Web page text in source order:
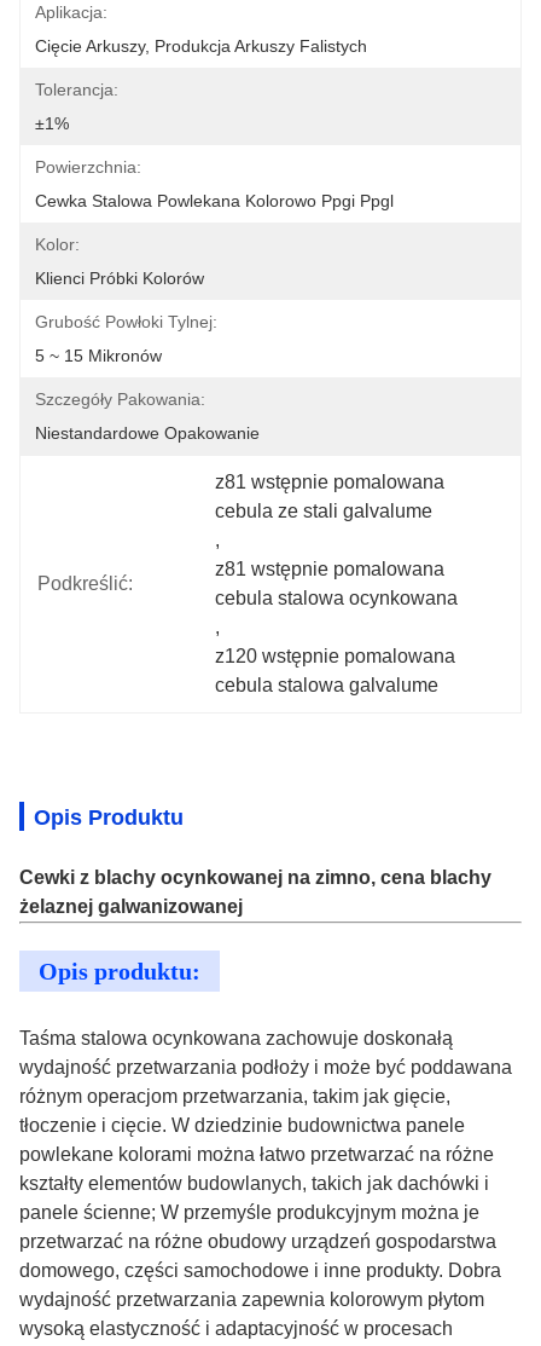
Aplikacja:
Cięcie Arkuszy, Produkcja Arkuszy Falistych
Tolerancja:
±1%
Powierzchnia:
Cewka Stalowa Powlekana Kolorowo Ppgi Ppgl
Kolor:
Klienci Próbki Kolorów
Grubość Powłoki Tylnej:
5 ~ 15 Mikronów
Szczegóły Pakowania:
Niestandardowe Opakowanie
Podkreślić:
z81 wstępnie pomalowana
cebula ze stali galvalume
,
z81 wstępnie pomalowana
cebula stalowa ocynkowana
,
z120 wstępnie pomalowana
cebula stalowa galvalume
Opis Produktu
Cewki z blachy ocynkowanej na zimno, cena blachy
żelaznej galwanizowanej
Opis produktu:
Taśma stalowa ocynkowana zachowuje doskonałą
wydajność przetwarzania podłoży i może być poddawana
różnym operacjom przetwarzania, takim jak gięcie,
tłoczenie i cięcie. W dziedzinie budownictwa panele
powlekane kolorami można łatwo przetwarzać na różne
kształty elementów budowlanych, takich jak dachówki i
panele ścienne; W przemyśle produkcyjnym można je
przetwarzać na różne obudowy urządzeń gospodarstwa
domowego, części samochodowe i inne produkty. Dobra
wydajność przetwarzania zapewnia kolorowym płytom
wysoką elastyczność i adaptacyjność w procesach